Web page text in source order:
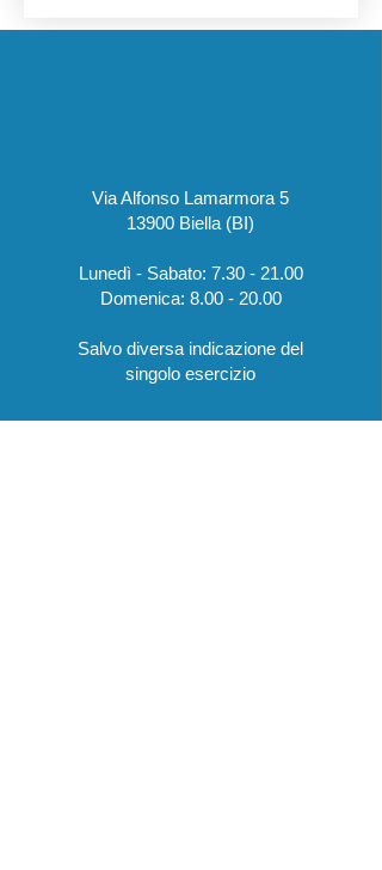
Via Alfonso Lamarmora 5
13900 Biella (BI)
Lunedì - Sabato: 7.30 - 21.00
​Domenica: 8.00 - 20.00
Salvo diversa indicazione del
singolo esercizio